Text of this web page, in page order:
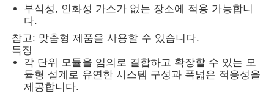
제품 소개
동영상
VR 쇼
부식성, 인화성 가스가 없는 장소에 적용 가능합니
다.
참고: 맞춤형 제품을 사용할 수 있습니다.
특징
각 단위 모듈을 임의로 결합하고 확장할 수 있는 모
듈형 설계로 유연한 시스템 구성과 폭넓은 적응성을
제공합니다.